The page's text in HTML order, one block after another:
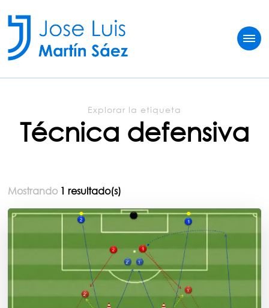
Jose Luis Martín
Explorar la etiqueta
Técnica defensiva
Mostrando 1 resultado(s)